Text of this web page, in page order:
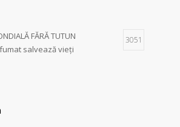
FĂRĂ TUTUN
salvează vieți
3051
zile de la pozitivare